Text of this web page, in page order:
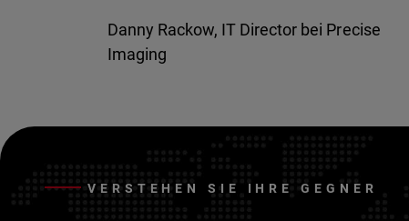
Danny Rackow, IT Director bei Precise
Imaging
VERSTEHEN SIE IHRE GEGNER